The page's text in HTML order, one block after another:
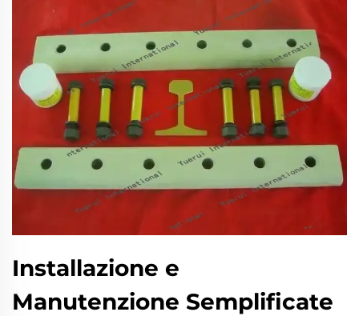
Installazione e
Manutenzione Semplificate